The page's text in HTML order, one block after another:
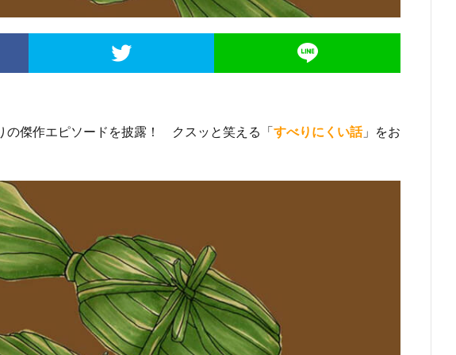
の傑作エピソードを披露！ クスッと笑える「すべりにくい話」をお